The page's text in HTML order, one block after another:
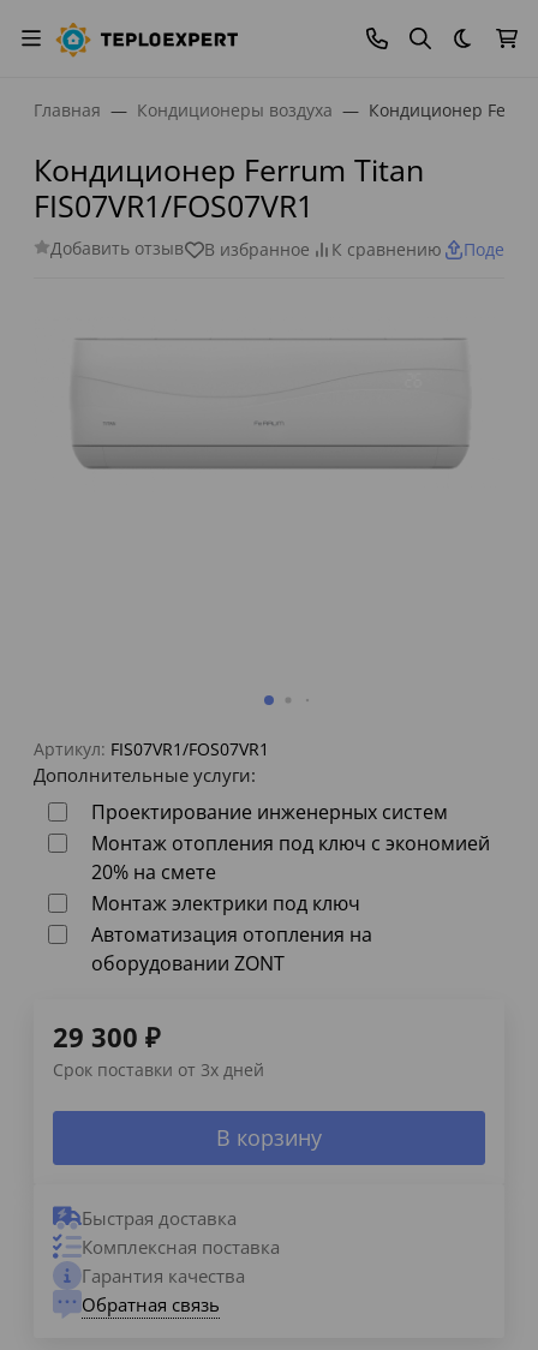
Темная
Главная Кондиционеры воздуха Кондиционер
Кондиционер Ferrum Titan
FIS07VR1/FOS07VR1
Добавить отзыв В избранное К сравнению
Артикул: FIS07VR1/FOS07VR1
Дополнительные услуги:
Проектирование инженерных систем
Монтаж отопления под ключ с экономией
20% на смете
Монтаж электрики под ключ
Автоматизация отопления на
оборудовании ZONT
29 300 ₽
Срок поставки от 3х дней
В корзину
Быстрая доставка
Комплексная поставка
Гарантия качества
Обратная связь